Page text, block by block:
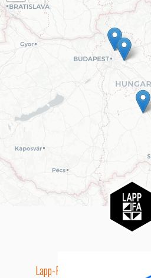
Lapp-Fa EUTR technikai